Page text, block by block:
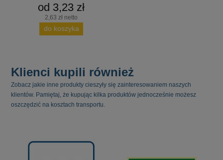
od 3,23 zł
2,63 zł netto
do koszyka
Klienci kupili również
Zobacz jakie inne produkty cieszyły się zainteresowaniem naszych
klientów. Pamiętaj, że kupując kilka produktów jednocześnie możesz
oszczędzić na kosztach transportu.